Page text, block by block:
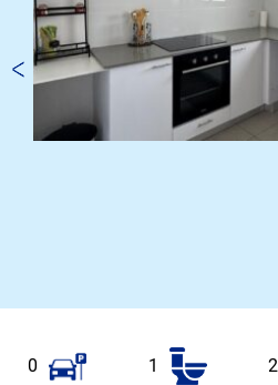
2
1
0